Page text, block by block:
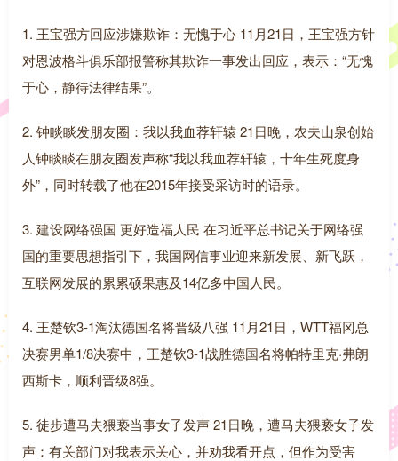
1. 王宝强方回应涉嫌欺诈：无愧于心 11月21日，王宝强方针
对恩波格斗俱乐部报警称其欺诈一事发出回应，表示：“无愧
于心，静待法律结果”。
2. 钟睒睒发朋友圈：我以我血荐轩辕 21日晚，农夫山泉创始
人钟睒睒在朋友圈发声称“我以我血荐轩辕，十年生死度身
外”，同时转载了他在2015年接受采访时的语录。
3. 建设网络强国 更好造福人民 在习近平总书记关于网络强
国的重要思想指引下，我国网信事业迎来新发展、新飞跃，
互联网发展的累累硕果惠及14亿多中国人民。
4. 王楚钦3-1淘汰德国名将晋级八强 11月21日，WTT福冈总
决赛男单1/8决赛中，王楚钦3-1战胜德国名将帕特里克·弗朗
西斯卡，顺利晋级8强。
5. 徒步遭马夫猥亵当事女子发声 21日晚，遭马夫猥亵女子发
声：有关部门对我表示关心，并劝我看开点，但作为受害